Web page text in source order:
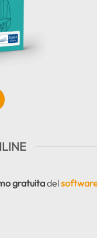
gratuitadel